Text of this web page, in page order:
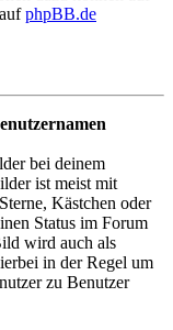
phpBB.de
bei deinem
ist meist mit
Kästchen oder
Status im Forum
wird auch als
in der Regel um
zu Benutzer